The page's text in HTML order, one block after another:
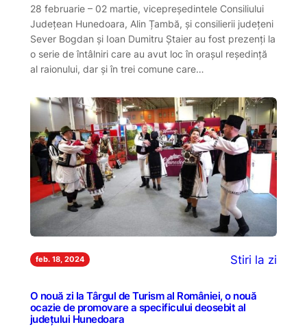
28 februarie – 02 martie, vicepreședintele Consiliului
Județean Hunedoara, Alin Țambă, și consilierii județeni
Sever Bogdan și Ioan Dumitru Ștaier au fost prezenți la
o serie de întâlniri care au avut loc în orașul reședință
al raionului, dar și în trei comune care…
feb. 18, 2024 Stiri la zi
O nouă zi la Târgul de Turism al României, o nouă
ocazie de promovare a specificului deosebit al
județului Hunedoara